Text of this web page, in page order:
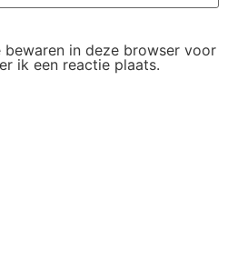
bewaren in deze browser voor
ik een reactie plaats.